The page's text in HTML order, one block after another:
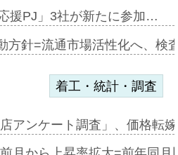
援PJ」3社が新たに参加…
方針=流通市場活性化へ、検
着工・統計・調査
アンケート調査」、価格転